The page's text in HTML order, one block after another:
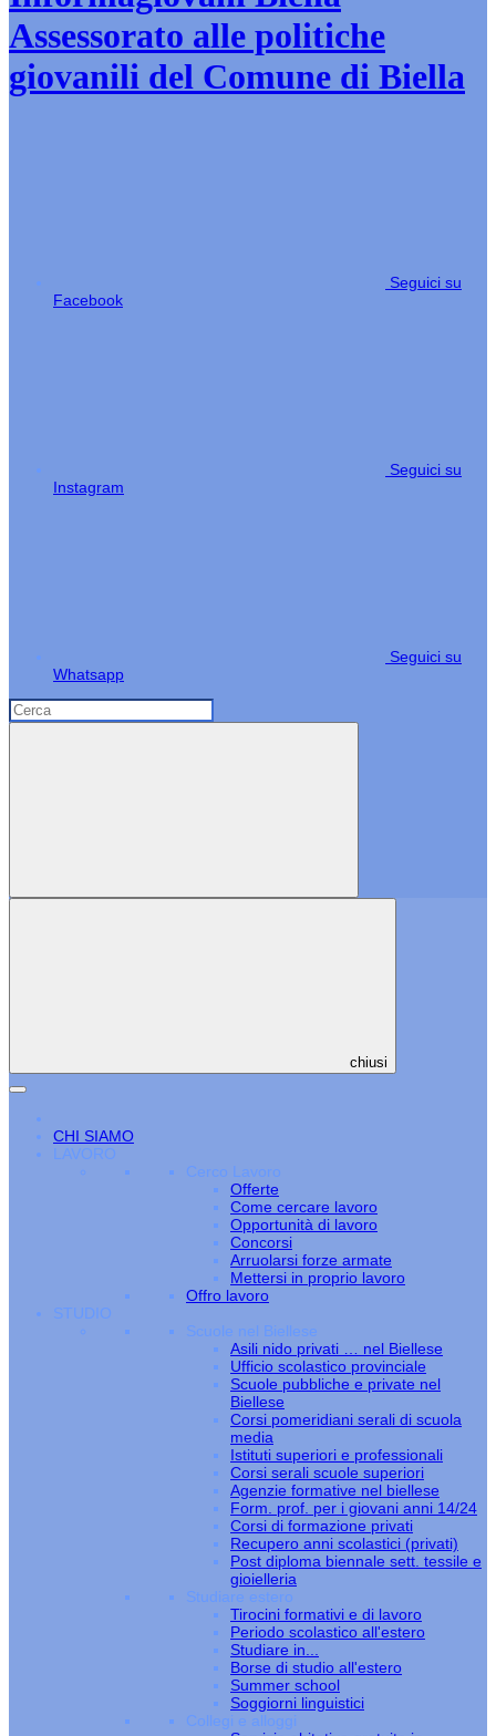
Assessorato alle politiche
giovanili del Comune di Biella
Seguici su
Facebook
Seguici su
Instagram
Seguici su
Whatsapp
chiusi
CHI SIAMO
LAVORO
Cerco Lavoro
Offerte
Come cercare lavoro
Opportunità di lavoro
Concorsi
Arruolarsi forze armate
Mettersi in proprio lavoro
Offro lavoro
STUDIO
Scuole nel Biellese
Asili nido privati … nel Biellese
Ufficio scolastico provinciale
Scuole pubbliche e private nel
Biellese
Corsi pomeridiani serali di scuola
media
Istituti superiori e professionali
Corsi serali scuole superiori
Agenzie formative nel biellese
Form. prof. per i giovani anni 14/24
Corsi di formazione privati
Recupero anni scolastici (privati)
Post diploma biennale sett. tessile e
gioielleria
Studiare estero
Tirocini formativi e di lavoro
Periodo scolastico all'estero
Studiare in...
Borse di studio all'estero
Summer school
Soggiorni linguistici
Collegi e alloggi